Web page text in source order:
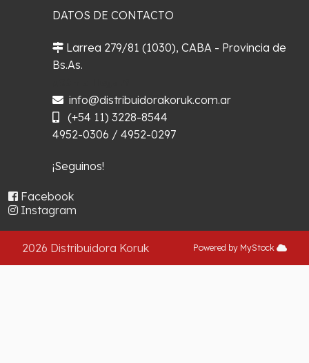
DATOS DE CONTACTO
Larrea 279/81 (1030), CABA - Provincia de
Bs.As.
info@distribuidorakoruk.com.ar
(+54 11) 3228-8544
4952-0306 / 4952-0297
¡Seguinos!
Facebook
Instagram
2026 Distribuidora Koruk Powered by MyStock